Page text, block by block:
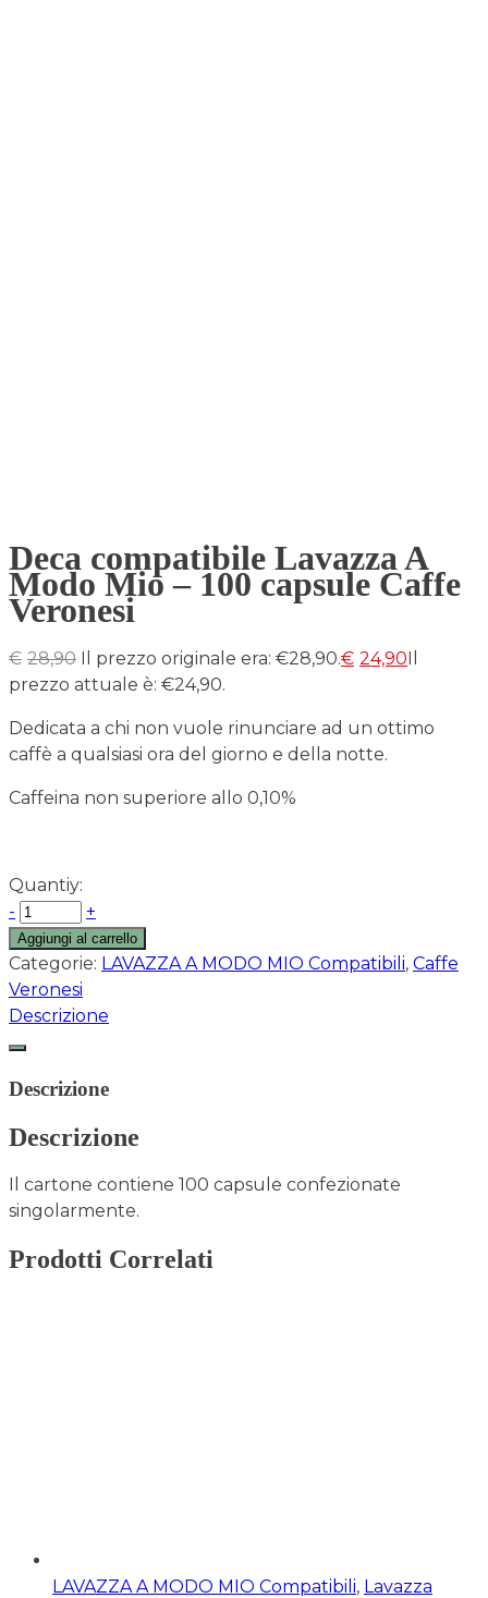
Deca compatibile Lavazza A
Modo Mio – 100 capsule Caffe
Veronesi
€ 28,90 Il prezzo originale era: €28,90.€ 24,90
prezzo attuale è: €24,90.
Dedicata a chi non vuole rinunciare ad un ottimo
caffè a qualsiasi ora del giorno e della notte.
Caffeina non superiore allo 0,10%
Quantiy:
-
+
Aggiungi al carrello
Categorie: LAVAZZA A MODO MIO Compatibili, Caffe
Veronesi
Descrizione
Descrizione
Descrizione
Il cartone contiene 100 capsule confezionate
singolarmente.
Prodotti Correlati
LAVAZZA A MODO MIO Compatibili, Lavazza